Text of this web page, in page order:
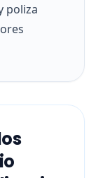
poliza